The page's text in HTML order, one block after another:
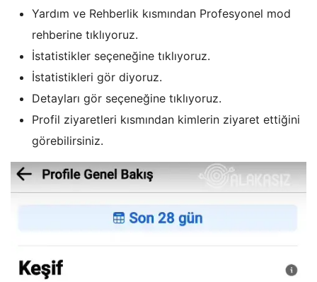
Yardım ve Rehberlik kısmından Profesyonel mod
rehberine tıklıyoruz.
İstatistikler seçeneğine tıklıyoruz.
İstatistikleri gör diyoruz.
Detayları gör seçeneğine tıklıyoruz.
Profil ziyaretleri kısmından kimlerin ziyaret ettiğini
görebilirsiniz.